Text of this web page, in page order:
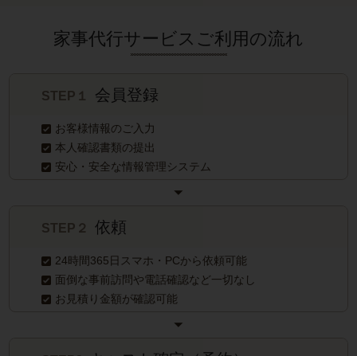
家事代行サービスご利用の流れ
STEP１ 会員登録
お客様情報のご入力
本人確認書類の提出
安心・安全な情報管理システム
STEP２依頼
24時間365日スマホ・PCから依頼可能
面倒な事前訪問や電話確認など一切なし
お見積り金額が確認可能